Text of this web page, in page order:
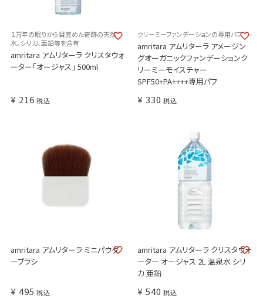
１万年の眠りから目覚めた奇跡の天然
水。シリカ、亜鉛等を含有
amritara アムリターラ クリスタウォ
ーター「オージャス」 500ml
¥ 216 税込
クリーミーファンデーションの専用パフ
amritara アムリターラ アメージン
グオーガニックファンデーションク
リーミーモイスチャー
SPF50+PA++++専用パフ
¥ 330 税込
amritara アムリターラ ミニパウダ
ーブラシ
¥ 495 税込
amritara アムリターラ クリスタウォ
ーター オージャス 2L 温泉水 シリ
カ 亜鉛
¥ 540 税込